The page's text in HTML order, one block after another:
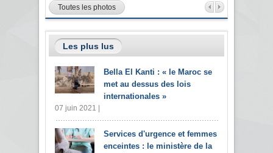
Toutes les photos
Les plus lus
Bella El Kanti : « le Maroc se
met au dessus des lois
internationales »
07 juin 2021 |
Services d'urgence et femmes
enceintes : le ministère de la